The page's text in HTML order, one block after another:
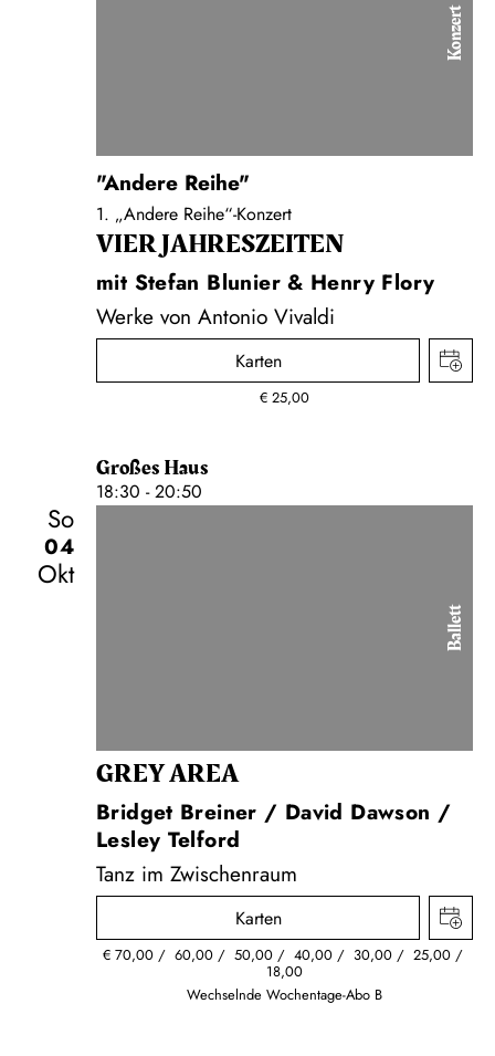
Konzert
"Andere Reihe"
1. „Andere Reihe“-Konzert
VIER JAHRESZEITEN
mit Stefan Blunier & Henry Flory
Werke von Antonio Vivaldi
Karten
€ 25,00
Großes Haus
18:30 - 20:50
So
04
Okt
Ballett
GREY AREA
Bridget Breiner / David Dawson /
Lesley Telford
Tanz im Zwischenraum
Karten
€ 70,00 60,00 50,00 40,00 30,00 25,00
18,00
Wechselnde Wochentage-Abo B